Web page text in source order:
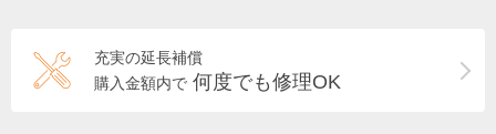
充実の延長補償
購入金額内で 何度でも修理OK